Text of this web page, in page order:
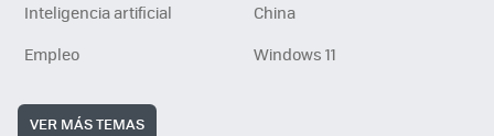
Inteligencia artificial
China
Empleo
Windows 11
VER MÁS TEMAS